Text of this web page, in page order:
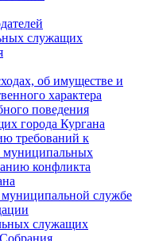
служащих
об имуществе и
характера
поведения
города Кургана
требований к
муниципальных
конфликта
службе
служащих